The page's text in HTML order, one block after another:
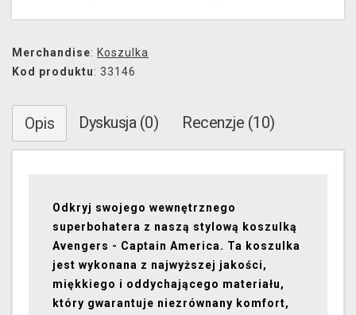
Merchandise: Koszulka
Kod produktu: 33146
Opis Dyskusja (0) Recenzje (10)
Odkryj swojego wewnętrznego
superbohatera z naszą stylową koszulką
Avengers - Captain America. Ta koszulka
jest wykonana z najwyższej jakości,
miękkiego i oddychającego materiału,
który gwarantuje niezrównany komfort,